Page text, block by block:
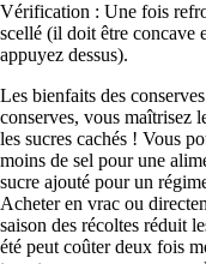
Vérification : Une fois
scellé (il doit être concave
appuyez dessus).
Les bienfaits des
conserves, vous maîtrisez
les sucres cachés ! Vous
moins de sel pour une
sucre ajouté pour un
Acheter en vrac ou
saison des récoltes réduit
été peut coûter deux fois